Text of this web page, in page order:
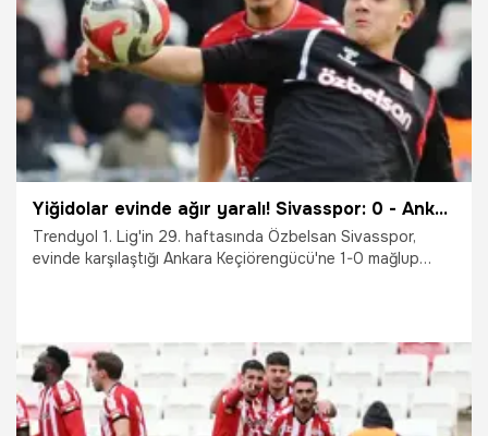
10.03.2026 Sivas
Yiğidolar evinde ağır yaralı! Sivasspor: 0 - Ankara Keçiörengücü: 1
Trendyol 1. Lig'in 29. haftasında Özbelsan Sivasspor,
evinde karşılaştığı Ankara Keçiörengücü'ne 1-0 mağlup
7.03.2026 Sivas